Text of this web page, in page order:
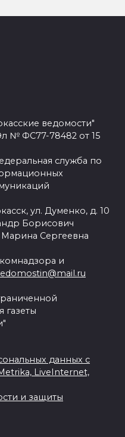
ведомости"
№ ФС77-78482 от 15
служба по
ул. Думенко, д. 10
Борисович
Марина Сергеевна
и
газеты
данных с
LiveInternet,
и защиты